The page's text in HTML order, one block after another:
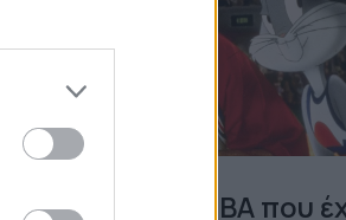
Σταρ του NBA που